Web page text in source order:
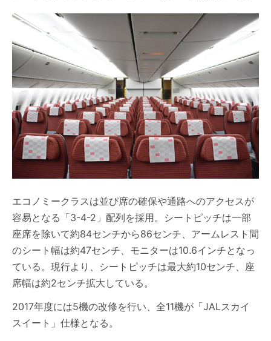
エコノミークラスは並び席の確保や通路へのアクセスが
容易となる「3-4-2」配列を採用。シートピッチは一部
座席を除いて約84センチから86センチ、アームレスト間
のシート幅は約47センチ、モニターは10.6インチとなっ
ている。現行より、シートピッチは最大約10センチ、座
席幅は約2センチ拡大している。
2017年度には5機の改修を行い、全11機が「JALスカイ
スイート」仕様となる。